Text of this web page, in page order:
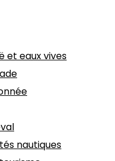
et eaux vives
nautiques